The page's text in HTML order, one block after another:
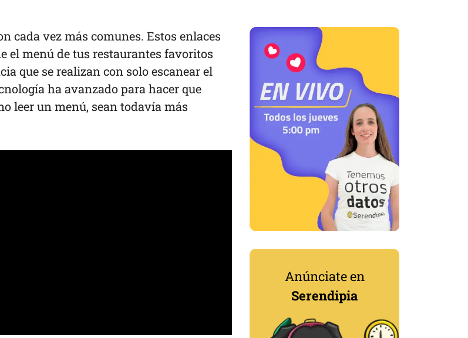
cada vez más comunes. Estos enlaces
el menú de tus restaurantes favoritos
que se realizan con solo escanear el
ha avanzado para hacer que
leer un menú, sean todavía más
Anúnciate en
Serendipia